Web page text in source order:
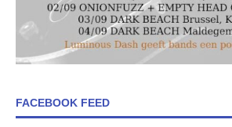
FACEBOOK FEED